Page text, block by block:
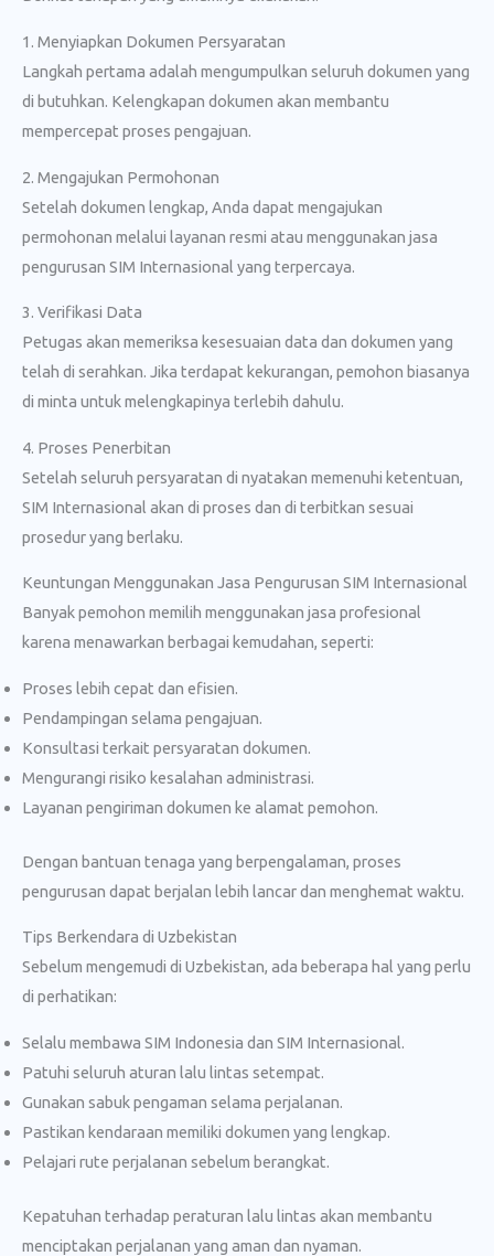
1. Menyiapkan Dokumen Persyaratan
Langkah pertama adalah mengumpulkan seluruh dokumen yang
di butuhkan. Kelengkapan dokumen akan membantu
mempercepat proses pengajuan.
2. Mengajukan Permohonan
Setelah dokumen lengkap, Anda dapat mengajukan
permohonan melalui layanan resmi atau menggunakan jasa
pengurusan SIM Internasional yang terpercaya.
3. Verifikasi Data
Petugas akan memeriksa kesesuaian data dan dokumen yang
telah di serahkan. Jika terdapat kekurangan, pemohon biasanya
di minta untuk melengkapinya terlebih dahulu.
4. Proses Penerbitan
Setelah seluruh persyaratan di nyatakan memenuhi ketentuan,
SIM Internasional akan di proses dan di terbitkan sesuai
prosedur yang berlaku.
Keuntungan Menggunakan Jasa Pengurusan SIM Internasional
Banyak pemohon memilih menggunakan jasa profesional
karena menawarkan berbagai kemudahan, seperti:
Proses lebih cepat dan efisien.
Pendampingan selama pengajuan.
Konsultasi terkait persyaratan dokumen.
Mengurangi risiko kesalahan administrasi.
Layanan pengiriman dokumen ke alamat pemohon.
Dengan bantuan tenaga yang berpengalaman, proses
pengurusan dapat berjalan lebih lancar dan menghemat waktu.
Tips Berkendara di Uzbekistan
Sebelum mengemudi di Uzbekistan, ada beberapa hal yang perlu
di perhatikan:
Selalu membawa SIM Indonesia dan SIM Internasional.
Patuhi seluruh aturan lalu lintas setempat.
Gunakan sabuk pengaman selama perjalanan.
Pastikan kendaraan memiliki dokumen yang lengkap.
Pelajari rute perjalanan sebelum berangkat.
Kepatuhan terhadap peraturan lalu lintas akan membantu
menciptakan perjalanan yang aman dan nyaman.